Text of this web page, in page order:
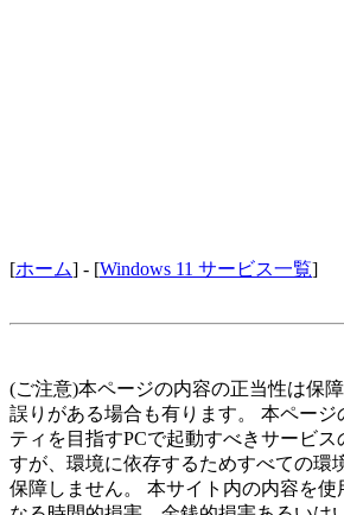
[ホーム] - [Windows 11 サービス一覧]
(ご注意)本ページの内容の正当性は保
誤りがある場合も有ります。 本ページ
ティを目指すPCで起動すべきサービス
すが、環境に依存するためすべての環
保障しません。 本サイト内の内容を